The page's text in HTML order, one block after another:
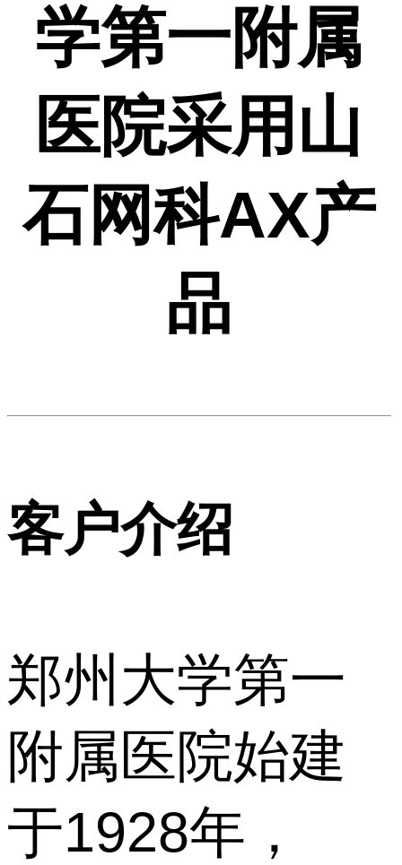
学第一附属
医院采用山
石网科AX产
品
客户介绍
郑州大学第一
附属医院始建
于1928年，